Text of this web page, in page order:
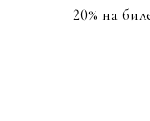
20% на